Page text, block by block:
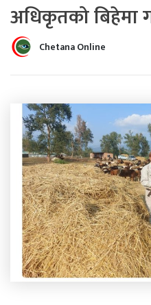
अधिकृतको बिहेमा
Chetana Online